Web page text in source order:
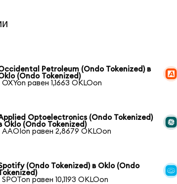
Petroleum (Ondo Tokenized) в
(Ondo Tokenized)
OXYon равен 1,1663 OKLOon
Optoelectronics (Ondo Tokenized)
Oklo (Ondo Tokenized)
AAOIon равен 2,8679 OKLOon
(Ondo Tokenized) в Oklo (Ondo
SPOTon равен 10,1193 OKLOon